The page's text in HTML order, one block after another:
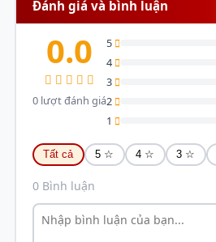
Đánh giá và bình luận
0.0
0 lượt đánh giá
5
4
3
2
1
Tất cả 5 ☆ 4 ☆ 3 ☆
0 Bình luận